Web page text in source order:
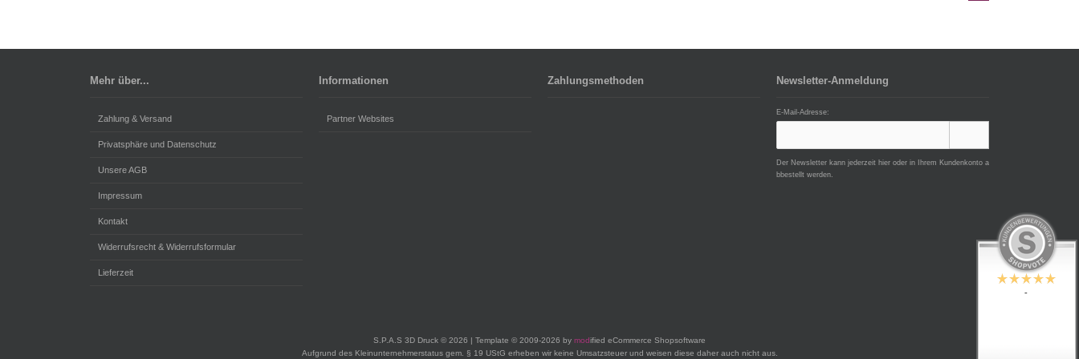
Mehr über...
Zahlung & Versand
Privatsphäre und Datenschutz
Unsere AGB
Impressum
Kontakt
Widerrufsrecht & Widerrufsformular
Lieferzeit
Informationen
Partner Websites
Zahlungsmethoden Newsletter-Anmeldung
E-Mail-Adresse:
Der Newsletter kann jederzeit hier oder in Ihrem Kundenkonto a
bbestellt werden.
S.P.A.S 3D Druck © 2026 | Template © 2009-2026 by modified eCommerce Shopsoftware
Aufgrund des Kleinunternehmerstatus gem. § 19 UStG erheben wir keine Umsatzsteuer und weisen diese daher auch nicht aus.
-